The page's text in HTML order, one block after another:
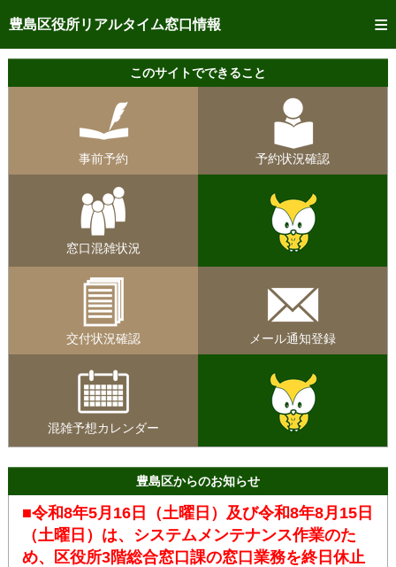
豊島区役所リアルタイム窓口情報
トップページへ
ご利用方法
予約状況確認
リアルタイム
混雑予想カレンダー
このサイトでできること
事前予約 予約状況確認
窓口混雑状況
交付状況確認 メール通知登録
混雑予想カレンダー
豊島区からのお知らせ
■令和8年5月16日（土曜日）及び令和8年8月15日
（土曜日）は、システムメンテナンス作業のた
め、区役所3階総合窓口課の窓口業務を終日休止